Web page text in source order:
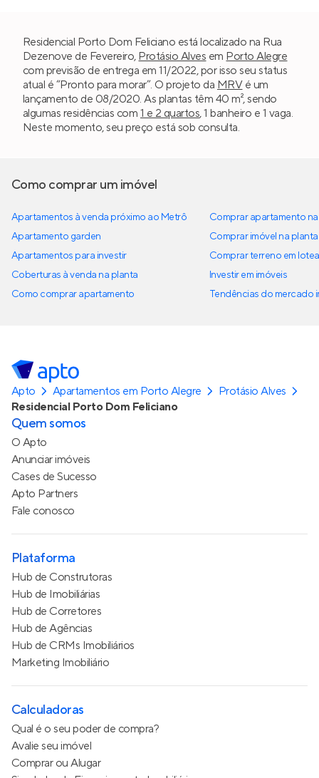
Residencial Porto Dom Feliciano está localizado na Rua
Dezenove de Fevereiro, Protásio Alves em Porto Alegre
com previsão de entrega em 11/2022, por isso seu status
atual é “Pronto para morar”. O projeto da MRVé um
lançamento de 08/2020. As plantas têm 40 m², sendo
algumas residências com 1 e 2 quartos, 1 banheiro e 1 vaga.
Neste momento, seu preço está sob consulta.
Como comprar um imóvel
Apartamentos à venda próximo ao Metrô
Apartamento garden
Apartamentos para investir
Coberturas à venda na planta
Como comprar apartamento
Comprar apartamento
Comprar imóvel na planta
Comprar terreno em
Investir em imóveis
Tendências do mercado
Apto Apartamentos em Porto Alegre
Protásio Alves
Residencial Porto Dom Feliciano
Quem somos
O Apto
Anunciar imóveis
Cases de Sucesso
Apto Partners
Fale conosco
Plataforma
Hub de Construtoras
Hub de Imobiliárias
Hub de Corretores
Hub de Agências
Hub de CRMs Imobiliários
Marketing Imobiliário
Calculadoras
Qual é o seu poder de compra?
Avalie seu imóvel
Comprar ou Alugar